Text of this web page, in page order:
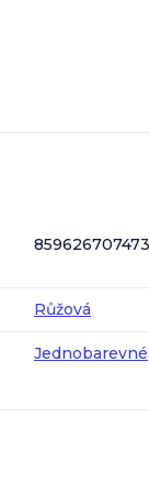
Růžová
Jednobarevné